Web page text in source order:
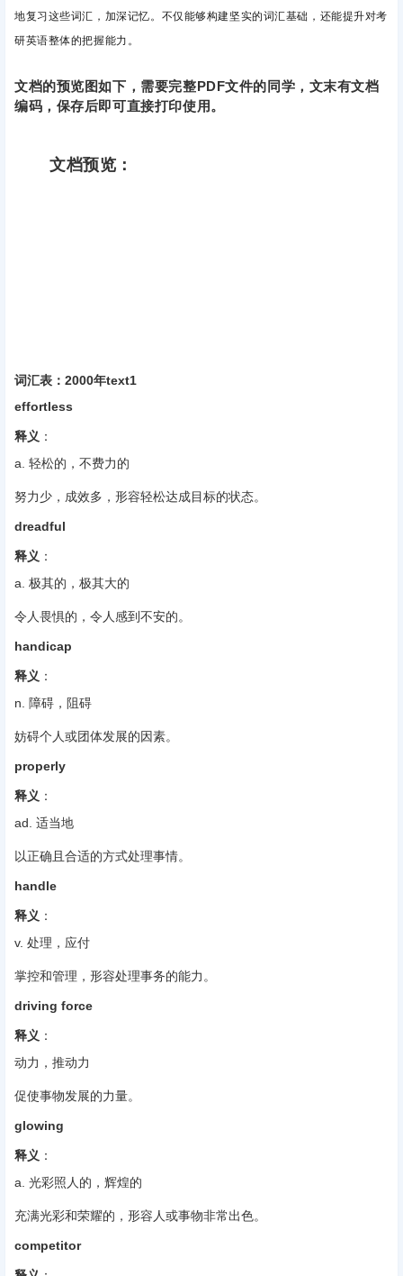
地复习这些词汇，加深记忆。不仅能够构建坚实的词汇基础，还能提升对考
研英语整体的把握能力。
文档的预览图如下，需要完整PDF文件的同学，文末有文档
编码，保存后即可直接打印使用。
文档预览：
词汇表：2000年text1
effortless
释义 ‌：
a. 轻松的，不费力的
努力少，成效多，形容轻松达成目标的状态。
dreadful
释义 ‌：
a. 极其的，极其大的
令人畏惧的，令人感到不安的。
handicap
释义 ‌：
n. 障碍，阻碍
妨碍个人或团体发展的因素。
properly
释义 ‌：
ad. 适当地
以正确且合适的方式处理事情。
handle
释义 ‌：
v. 处理，应付
掌控和管理，形容处理事务的能力。
driving force
释义 ‌：
动力，推动力
促使事物发展的力量。
glowing
释义 ‌：
a. 光彩照人的，辉煌的
充满光彩和荣耀的，形容人或事物非常出色。
competitor